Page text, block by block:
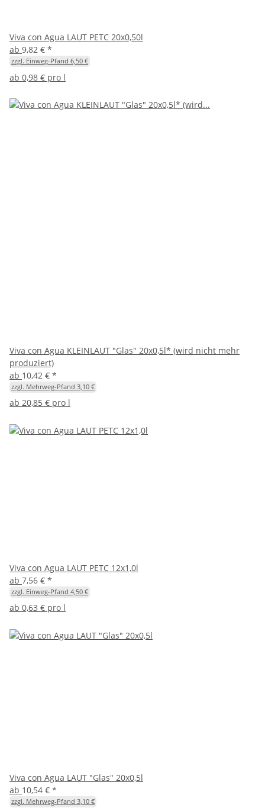
Viva con Agua LAUT PETC 20x0,50l
ab 9,82 € *
zzgl. Einweg-Pfand 6,50 €
ab 0,98 € pro l
Viva con Agua KLEINLAUT "Glas" 20x0,5l* (wird nicht mehr
produziert)
ab 10,42 € *
zzgl. Mehrweg-Pfand 3,10 €
ab 20,85 € pro l
Viva con Agua LAUT PETC 12x1,0l
ab 7,56 € *
zzgl. Einweg-Pfand 4,50 €
ab 0,63 € pro l
Viva con Agua LAUT "Glas" 20x0,5l
ab 10,54 € *
zzgl. Mehrweg-Pfand 3,10 €